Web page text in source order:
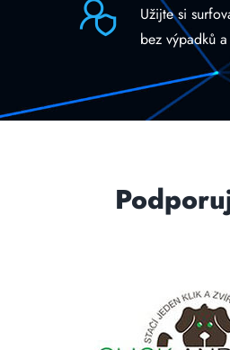
Užijte si
bez výpadků